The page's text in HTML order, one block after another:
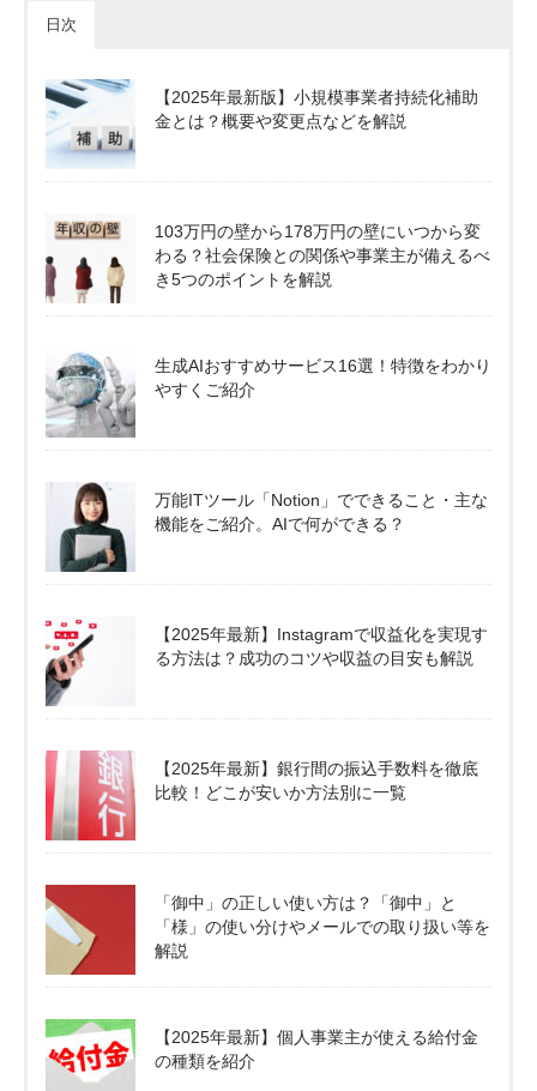
日次
【2025年最新版】小規模事業者持続化補助
金とは？概要や変更点などを解説
103万円の壁から178万円の壁にいつから変
わる？社会保険との関係や事業主が備えるべ
き5つのポイントを解説
生成AIおすすめサービス16選！特徴をわかり
やすくご紹介
万能ITツール「Notion」でできること・主な
機能をご紹介。AIで何ができる？
【2025年最新】Instagramで収益化を実現す
る方法は？成功のコツや収益の目安も解説
【2025年最新】銀行間の振込手数料を徹底
比較！どこが安いか方法別に一覧
「御中」の正しい使い方は？「御中」と
「様」の使い分けやメールでの取り扱い等を
解説
【2025年最新】個人事業主が使える給付金
の種類を紹介